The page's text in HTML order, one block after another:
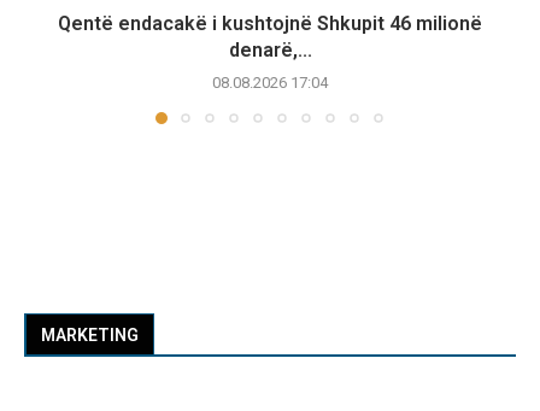
Qentë endacakë i kushtojnë Shkupit 46 milionë
denarë,...
08.08.2026 17:04
MARKETING